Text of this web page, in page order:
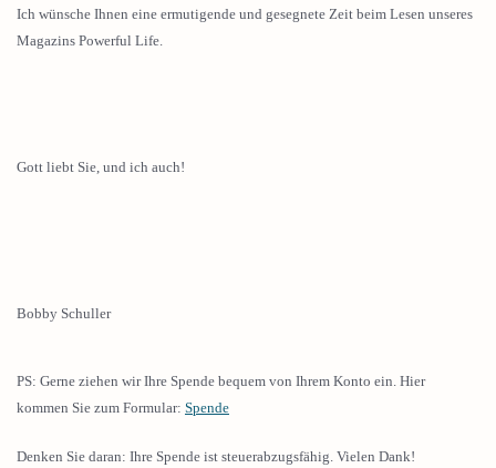
Ich wünsche Ihnen eine ermutigende und gesegnete Zeit beim Lesen unseres
Magazins Powerful Life.
Gott liebt Sie, und ich auch!
Bobby Schuller
PS: Gerne ziehen wir Ihre Spende bequem von Ihrem Konto ein. Hier
kommen Sie zum Formular: Spende
Denken Sie daran: Ihre Spende ist steuerabzugsfähig. Vielen Dank!